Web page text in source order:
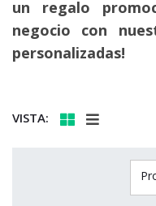
un regalo
negocio con
personalizadas!
VISTA: